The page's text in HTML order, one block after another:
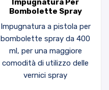
Impugnatura Per
Bombolette Spray
Impugnatura a pistola per
bombolette spray da 400
ml, per una maggiore
comodità di utilizzo delle
vernici spray